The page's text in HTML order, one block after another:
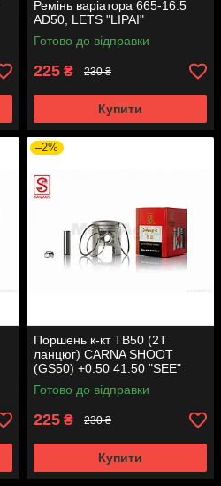
Ремінь варіатора 665-16.5
AD50, LETS "LIPAI"
Готово до відправки
225 ₴ 230 ₴
Купити
–2%
Поршень к-кт TB50 (2T
ланцюг) CARNA SHOOT
(GS50) +0.50 41.50 "SEE"
(Sheng-E) таємниця (акція)
Готово до відправки
225 ₴ 230 ₴
Купити